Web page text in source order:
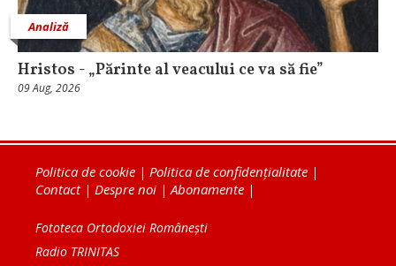
Analiză
Hristos - „Părinte al veacului ce va să fie”
09 Aug, 2026
Politica de cookie | Politica de confidențialitate |
Contact| Despre noi | Abonamente |
Fototeca Ortodoxiei Românești
Radio TRINITAS